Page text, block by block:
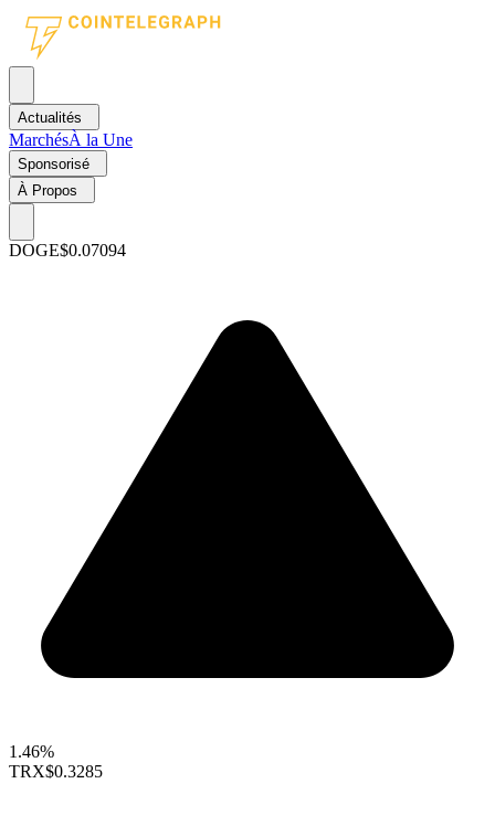
Actualités
MarchésÀ la Une
Sponsorisé
À Propos
DOGE$0.07094
1.46%
TRX$0.3285